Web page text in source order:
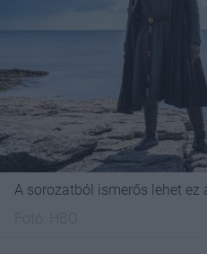
A sorozatból ismerős lehet ez